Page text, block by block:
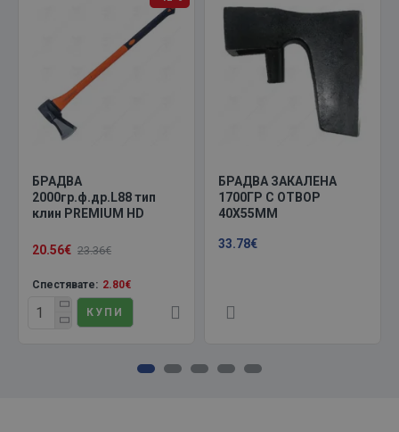
БРАДВА
2000гр.ф.др.L88 тип
клин PREMIUM HD
20.56€ 23.36€
Спестявате: 2.80€
КУПИ
БРАДВА ЗАКАЛЕНА
1700ГР С ОТВОР
40Х55ММ
33.78€